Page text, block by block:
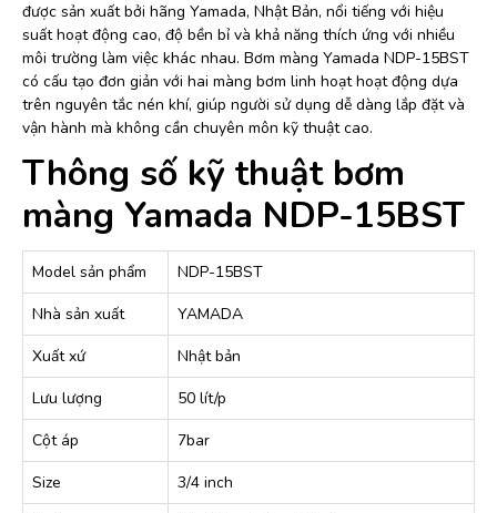
được sản xuất bởi hãng Yamada, Nhật Bản, nổi tiếng với hiệu
suất hoạt động cao, độ bền bỉ và khả năng thích ứng với nhiều
môi trường làm việc khác nhau. Bơm màng Yamada NDP-15BST
có cấu tạo đơn giản với hai màng bơm linh hoạt hoạt động dựa
trên nguyên tắc nén khí, giúp người sử dụng dễ dàng lắp đặt và
vận hành mà không cần chuyên môn kỹ thuật cao.
Thông số kỹ thuật bơm
màng Yamada NDP-15BST
Model sản phẩm
NDP-15BST
Nhà sản xuất
YAMADA
Xuất xứ
Nhật bản
Lưu lượng
50 lít/p
Cột áp
7bar
Size
3/4 inch